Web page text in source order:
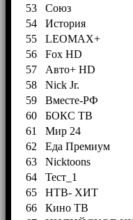
53
Союз
54
История
55
LEOMAX+
56
Fox HD
57
Авто+ HD
58
Nick Jr.
59
Вместе-РФ
60
БОКС ТВ
61
Мир 24
62
Еда Премиум
63
Nicktoons
64
Тест_1
65
НТВ- ХИТ
66
Кино ТВ